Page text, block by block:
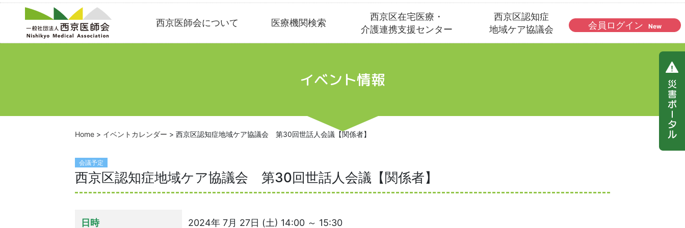
content
西京医師会について 医療機関検索
西京区在宅医療・
介護連携支援センター
西京区認知症
地域ケア協議会
会員ログイン New
イベント情報
Home > イベントカレンダー > 西京区認知症地域ケア協議会 第30回世話人会議【関係者】
会議予定
西京区認知症地域ケア協議会 第30回世話人会議【関係者】
日時 2024年 7月 27日 (土) 14:00 ～ 15:30